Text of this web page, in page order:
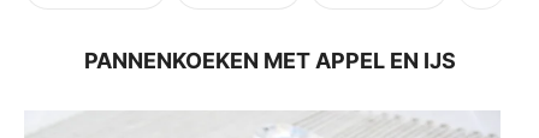
PANNENKOEKEN MET APPEL EN IJS